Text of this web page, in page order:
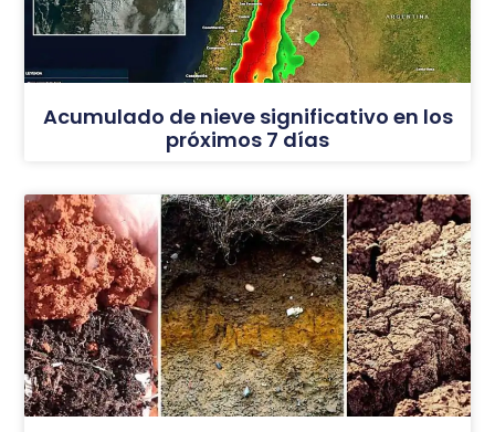
Acumulado de nieve significativo en los
próximos 7 días